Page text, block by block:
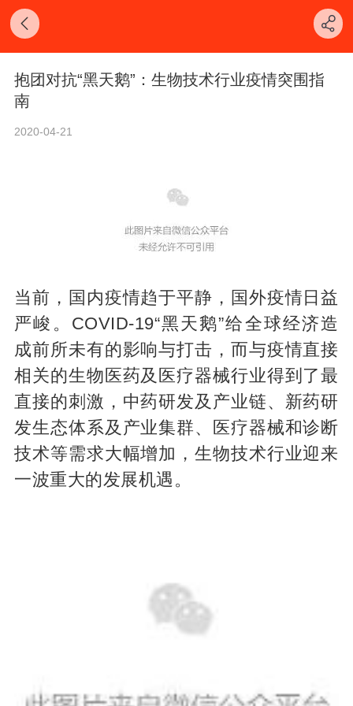
抱团对抗“黑天鹅”：生物技术行业疫情突围指
南
2020-04-21
当前，国内疫情趋于平静，国外疫情日益
严峻。COVID-19“黑天鹅”给全球经济造
成前所未有的影响与打击，而与疫情直接
相关的生物医药及医疗器械行业得到了最
直接的刺激，中药研发及产业链、新药研
发生态体系及产业集群、医疗器械和诊断
技术等需求大幅增加，生物技术行业迎来
一波重大的发展机遇。